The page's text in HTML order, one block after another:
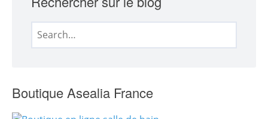
Search
Boutique Asealia France